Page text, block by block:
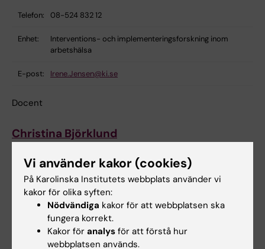
Telefon: 08-524 832 12
Enhet:
Interventions- och implementeringsforskning inom
arbetshälsa
E-post: Irene.Jensen@ki.se
Docent
Christina Björklund
Telefon: 08-524 852 63
Enhet:
Interventions- och implementeringsforskning inom
arbetshälsa
Christina.Bjorklund@ki.se
Vi använder kakor (cookies)
På Karolinska Institutets webbplats använder vi
kakor för olika syften:
Nödvändiga kakor för att webbplatsen ska
fungera korrekt.
Kakor för analys för att förstå hur
webbplatsen används.